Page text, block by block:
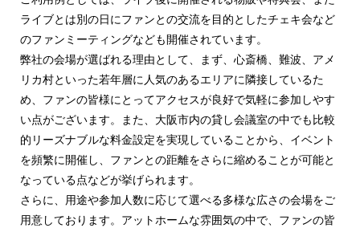
ライブとは別の日にファンとの交流を目的としたチェキ会など
のファンミーティングなども開催されています。
弊社の会場が選ばれる理由として、まず、心斎橋、難波、アメ
リカ村といった若年層に人気のあるエリアに隣接しているた
め、ファンの皆様にとってアクセスが良好で気軽に参加しやす
い点がございます。また、大阪市内の貸し会議室の中でも比較
的リーズナブルな料金設定を実現していることから、イベント
を頻繁に開催し、ファンとの距離をさらに縮めることが可能と
なっている点などが挙げられます。
さらに、用途や参加人数に応じて選べる多様な広さの会場をご
用意しております。アットホームな雰囲気の中で、ファンの皆